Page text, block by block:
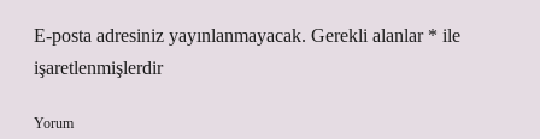
E-posta adresiniz yayınlanmayacak. Gerekli alanlar * ile
işaretlenmişlerdir
Yorum